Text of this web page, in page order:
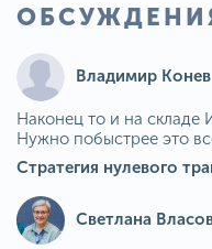
Владимир Конев
Наконец то и на складе
Нужно побыстрее это
Светлана